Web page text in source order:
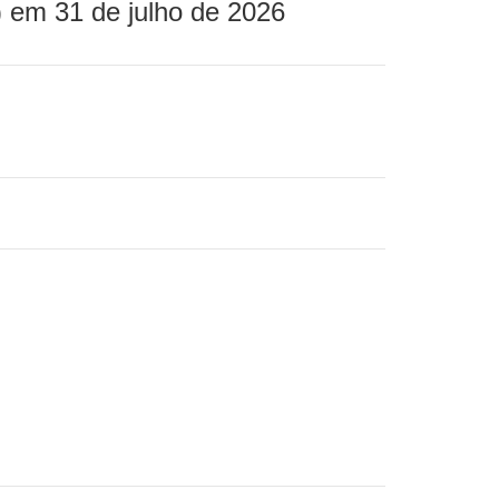
31 de julho de 2026